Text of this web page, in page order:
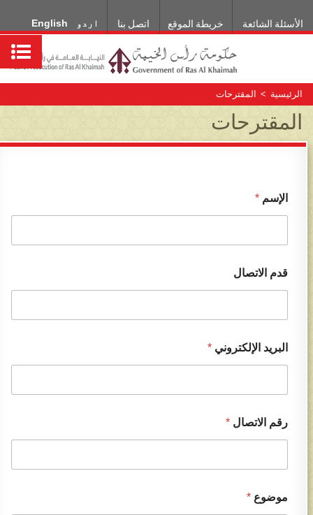
اردو English اتصل بنا خريطة الموقع الأسئلة الشائعة
الرئيسية > المقترحات
المقترحات
الإسم *
قدم الاتصال
البريد الإلكتروني *
رقم الاتصال *
موضوع *